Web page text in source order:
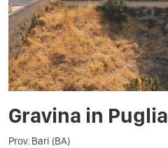
Gravina in Puglia
Prov. Bari (BA)